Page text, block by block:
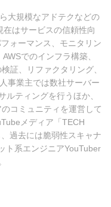
大規模なアドテクなどの
はサービスの信頼性向
ォーマンス、モニタリン
でのインフラ構築、
証、リファクタリング、
事業主では数社サーバー
ルティングを行うほか、
コミュニティを運営して
メディア「TECH
過去には脆弱性スキャナ
ト系エンジニアYouTuber